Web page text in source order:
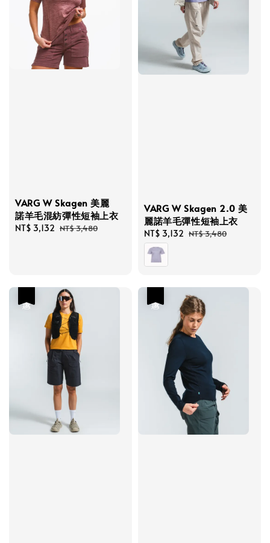
VARG W Skagen 美麗
諾羊毛混紡彈性短袖上衣
Sale
NT$ 3,132 Regular
NT$ 3,480
VARG W Skagen 2.0 美
麗諾羊毛彈性短袖上衣
Sale
price
NT$ 3,132 Regular
NT$ 3,480